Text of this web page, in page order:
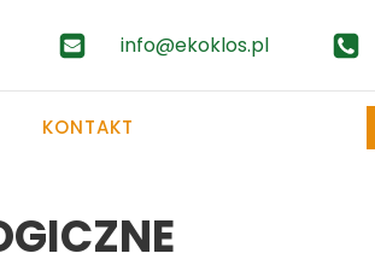
info@ekoklos.pl
KONTAKT